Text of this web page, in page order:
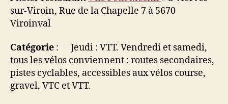
sur-Viroin, Rue de la Chapelle 7 à 5670
Viroinval
Catégorie : Jeudi : VTT. Vendredi et samedi,
tous les vélos conviennent : routes secondaires,
pistes cyclables, accessibles aux vélos course,
gravel, VTC et VTT.